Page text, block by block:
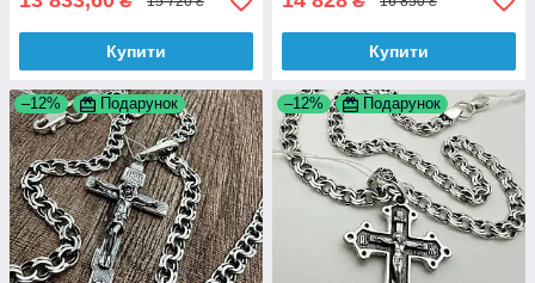
Купити Купити
–12% Подарунок –12% Подарунок